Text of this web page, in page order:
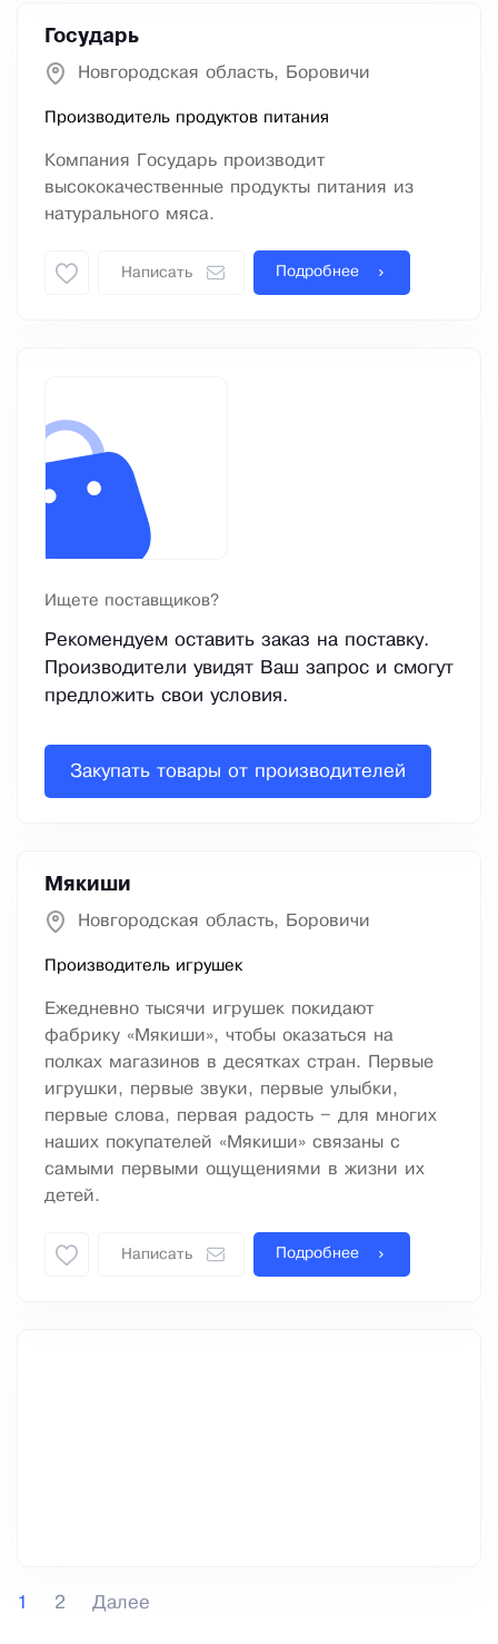
Государь
Новгородская область, Боровичи
Производитель продуктов питания
Компания Государь производит
высококачественные продукты питания из
натурального мяса.
Написать Подробнее
Ищете поставщиков?
Рекомендуем оставить заказ на поставку.
Производители увидят Ваш запрос и смогут
предложить свои условия.
Закупать товары от производителей
Мякиши
Новгородская область, Боровичи
Производитель игрушек
Ежедневно тысячи игрушек покидают
фабрику «Мякиши», чтобы оказаться на
полках магазинов в десятках стран. Первые
игрушки, первые звуки, первые улыбки,
первые слова, первая радость – для многих
наших покупателей «Мякиши» связаны с
самыми первыми ощущениями в жизни их
детей.
Написать Подробнее
1 2 Далее